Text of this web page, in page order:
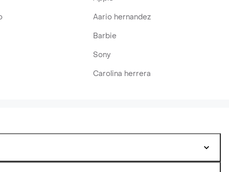
Aario hernandez
Barbie
Sony
Carolina herrera